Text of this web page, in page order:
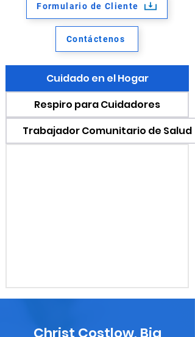
Formulario de Cliente
Contáctenos
Cuidado en el Hogar
Respiro para Cuidadores
Trabajador Comunitario de Salud
Christ Costlow, Big